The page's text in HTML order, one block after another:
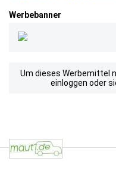
Werbebanner
Um dieses Werbemittel
einloggen oder